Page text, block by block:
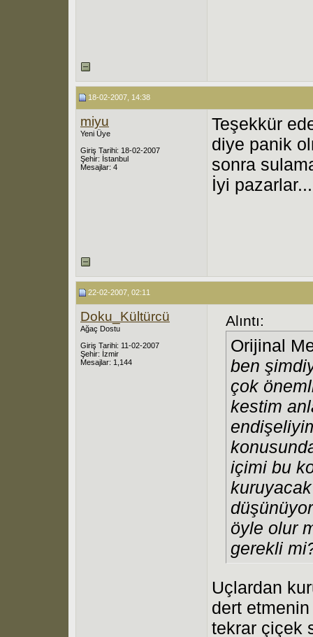
18-02-2007, 14:38
miyu
Yeni Üye
Giriş Tarihi: 18-02-2007
Şehir: İstanbul
Mesajlar: 4
Teşekkür
diye panik
sonra
İyi pazarlar...
22-02-2007, 02:11
Doku_Kültürcü
Ağaç Dostu
Giriş Tarihi: 11-02-2007
Şehir: İzmir
Mesajlar: 1,144
Alıntı:
Orijinal
ben
çok
kestim
içimi bu
öyle olur
gerekli
Uçlardan
dert
tekrar çiçek